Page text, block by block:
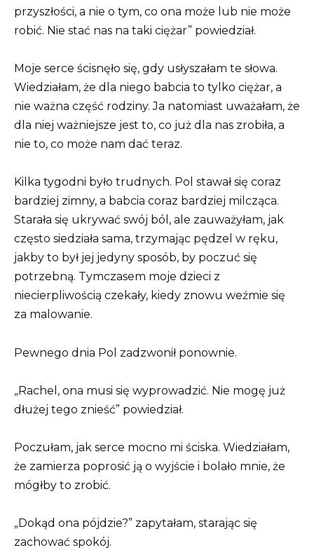
przyszłości, a nie o tym, co ona może lub nie może
robić. Nie stać nas na taki ciężar” powiedział.
Moje serce ścisnęło się, gdy usłyszałam te słowa.
Wiedziałam, że dla niego babcia to tylko ciężar, a
nie ważna część rodziny. Ja natomiast uważałam, że
dla niej ważniejsze jest to, co już dla nas zrobiła, a
nie to, co może nam dać teraz.
Kilka tygodni było trudnych. Pol stawał się coraz
bardziej zimny, a babcia coraz bardziej milcząca.
Starała się ukrywać swój ból, ale zauważyłam, jak
często siedziała sama, trzymając pędzel w ręku,
jakby to był jej jedyny sposób, by poczuć się
potrzebną. Tymczasem moje dzieci z
niecierpliwością czekały, kiedy znowu weźmie się
za malowanie.
Pewnego dnia Pol zadzwonił ponownie.
„Rachel, ona musi się wyprowadzić. Nie mogę już
dłużej tego znieść” powiedział.
Poczułam, jak serce mocno mi ściska. Wiedziałam,
że zamierza poprosić ją o wyjście i bolało mnie, że
mógłby to zrobić.
„Dokąd ona pójdzie?” zapytałam, starając się
zachować spokój.